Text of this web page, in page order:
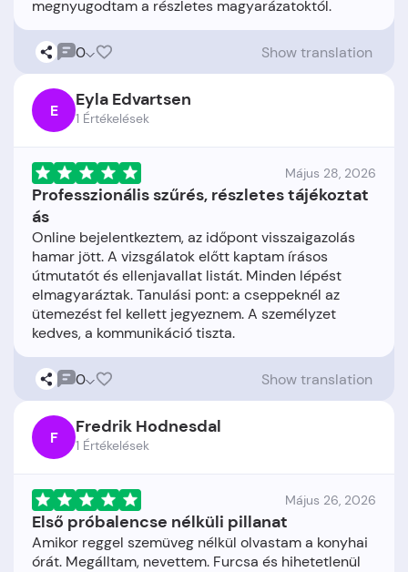
0 Show translation
E Eyla Edvartsen
1 Értékelések
Május 28, 2026
Professzionális szűrés, részletes tájékoztat
ás
Online bejelentkeztem, az időpont visszaigazolás
hamar jött. A vizsgálatok előtt kaptam írásos
útmutatót és ellenjavallat listát. Minden lépést
elmagyaráztak. Tanulási pont: a cseppeknél az
ütemezést fel kellett jegyeznem. A személyzet
0 Show translation
F Fredrik Hodnesdal
1 Értékelések
Május 26, 2026
Első próbalencse nélküli pillanat
Amikor reggel szemüveg nélkül olvastam a konyhai
órát. Megálltam, nevettem. Furcsa és hihetetlenül